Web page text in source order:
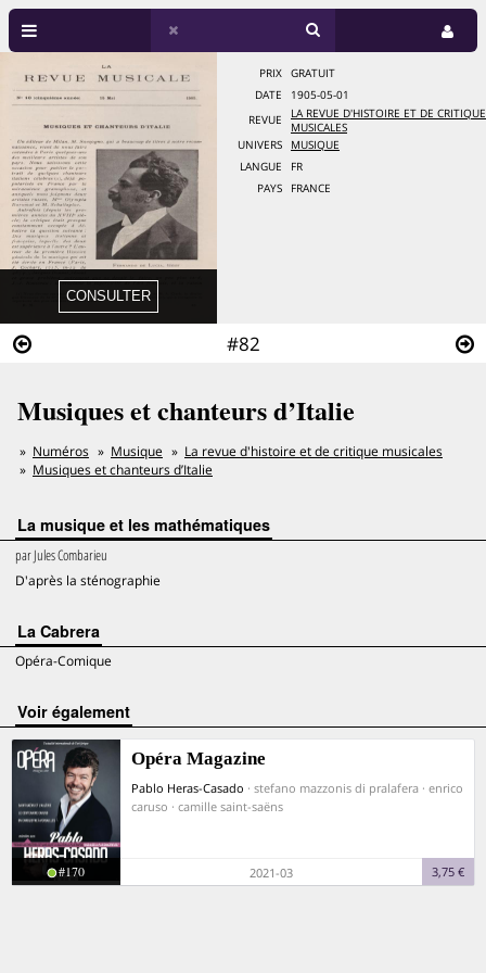
#82
PRIX
GRATUIT
DATE
1905-05-01
REVUE
LA REVUE D'HISTOIRE ET DE CRITIQUE
MUSICALES
UNIVERS
MUSIQUE
LANGUE
FR
PAYS
FRANCE
Musiques et chanteurs d’Italie
Numéros Musique
La revue d'histoire et de critique musicales
Musiques et chanteurs d’Italie
La musique et les mathématiques
parJules Combarieu
D'après la sténographie
La Cabrera
Opéra-Comique
voir également
Opéra Magazine
Pablo Heras-Casado · stefano mazzonis di pralafera · enrico
caruso · camille saint-saëns
#170 2021-03 3,75 €